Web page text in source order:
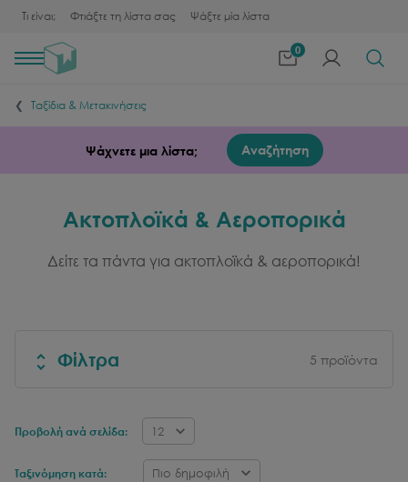
Τι είναι; Φτιάξτε τη λίστα σας Ψάξτε μία λίστα
Toggle
0
Ταξίδια & Μετακινήσεις
Ψάχνετε μια λίστα; Αναζήτηση
Ακτοπλοϊκά & Αεροπορικά
Δείτε τα πάντα για ακτοπλοϊκά & αεροπορικά!
Φίλτρα 5 προϊόντα
Προβολή ανά σελίδα: 12
Ταξινόμηση κατά: Πιο δημοφιλή